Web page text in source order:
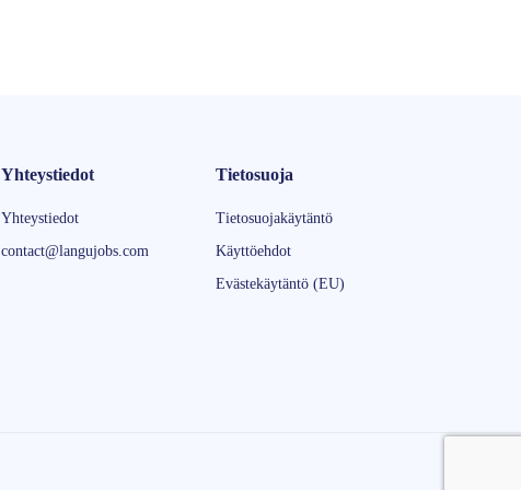
Yhteystiedot
Yhteystiedot
contact@langujobs.com
Tietosuoja
Tietosuojakäytäntö
Käyttöehdot
Evästekäytäntö (EU)